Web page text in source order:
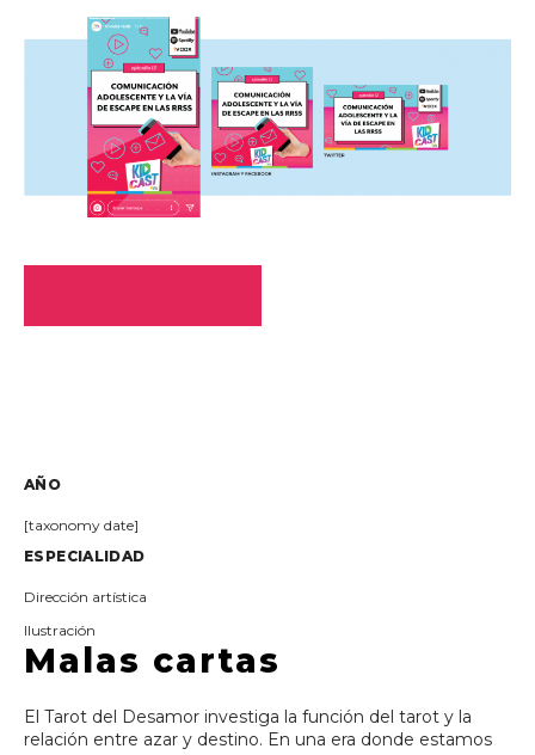
AÑO
[taxonomy date]
ESPECIALIDAD
Dirección artística
Ilustración
Malas cartas
El Tarot del Desamor investiga la función del tarot y la
relación entre azar y destino. En una era donde estamos